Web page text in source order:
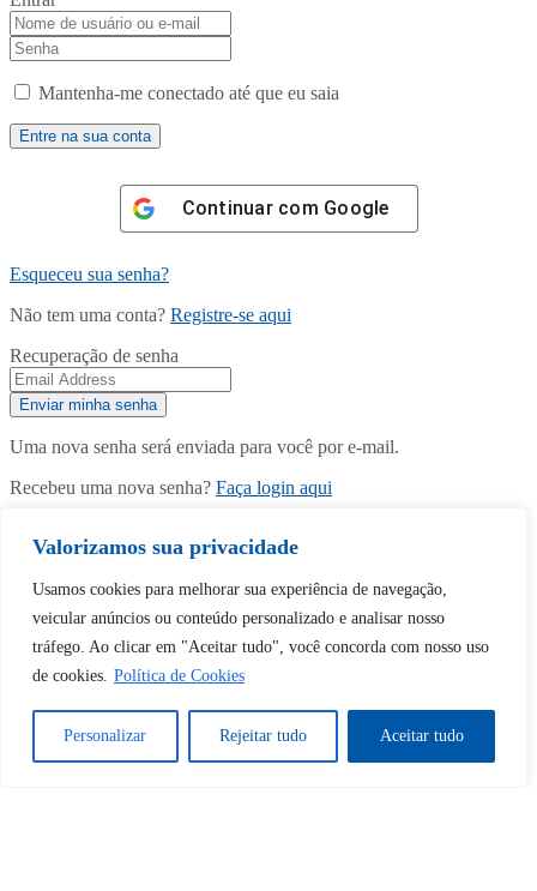
Valorizamos sua privacidade
Usamos cookies para melhorar sua experiência de navegação,
veicular anúncios ou conteúdo personalizado e analisar nosso
tráfego. Ao clicar em "Aceitar tudo", você concorda com nosso uso
de cookies. Política de Cookies
Personalizar Rejeitar tudo Aceitar tudo
Mantenha-me conectado até que eu saia
Continuar com Google
Esqueceu sua senha?
Não tem uma conta? Registre-se aqui
Recuperação de senha
Uma nova senha será enviada para você por e-mail.
Recebeu uma nova senha? Faça login aqui
Tem uma conta?Faça login aqui